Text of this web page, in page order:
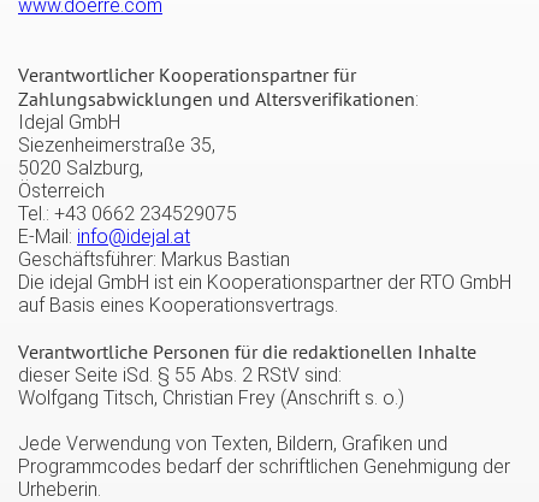
www.doerre.com
Verantwortlicher Kooperationspartner für
Zahlungsabwicklungen und Altersverifikationen:
Idejal GmbH
Siezenheimerstraße 35,
5020 Salzburg,
Österreich
Tel.: +43 0662 234529075
E-Mail: info@idejal.at
Geschäftsführer: Markus Bastian
Die idejal GmbH ist ein Kooperationspartner der RTO GmbH
auf Basis eines Kooperationsvertrags.
Verantwortliche Personen für die redaktionellen Inhalte
dieser Seite iSd. § 55 Abs. 2 RStV sind:
Wolfgang Titsch, Christian Frey (Anschrift s. o.)
Jede Verwendung von Texten, Bildern, Grafiken und
Programmcodes bedarf der schriftlichen Genehmigung der
Urheberin.